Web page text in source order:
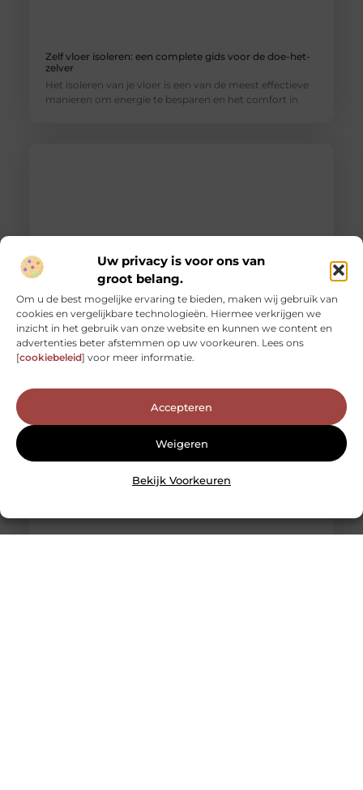
Uw privacy is voor ons van
groot belang.
Om u de best mogelijke ervaring te bieden, maken wij gebruik van
cookies en vergelijkbare technologieën. Hiermee verkrijgen we
inzicht in het gebruik van onze website en kunnen we content en
advertenties beter afstemmen op uw voorkeuren. Lees ons
[cookiebeleid] voor meer informatie.
Accepteren
Weigeren
Bekijk Voorkeuren
Zelf vloer isoleren: een complete gids voor de doe-het-
zelver
Het isoleren van je vloer is een van de meest effectieve
manieren om energie te besparen en het comfort in
Een stijlvolle vloer op een budget: de schoonheid van
houten visgraat vloeren
Je huis renoveren of opnieuw inrichten kan een
spannende, zij het soms ook overweldigende taak zijn.